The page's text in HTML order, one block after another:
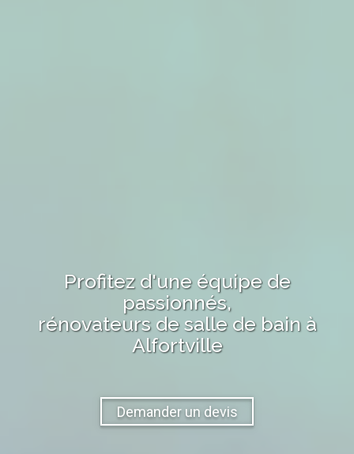
Profitez d'une équipe de
passionnés,
rénovateurs de salle de bainà
Alfortville
Demander un devis